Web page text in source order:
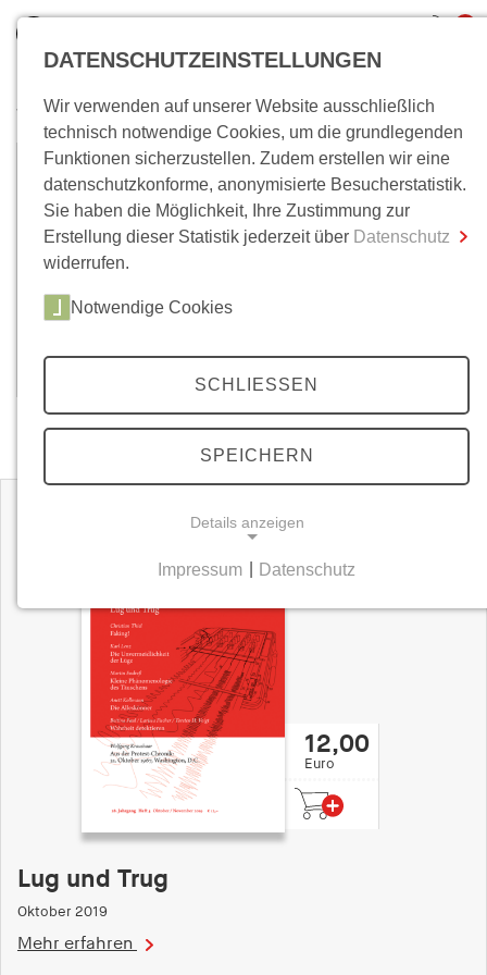
inkl. MwSt.
0,00 €
Zum Warenkorb Zur Kasse
Wo bin ich?
Bettina Paul
Bettina Paul, Dr., Soziologin, ist wissenschaftliche
Mitarbeiterin am Institut für Soziologie der
Rheinisch-Westfälischen Technischen Hochschule
Aachen und forscht im Rahmen des DFG-Projekts
(Stand: Oktober 2019)
12,00
Euro
Lug und Trug
Oktober 2019
Mehr erfahren
DATENSCHUTZEINSTELLUNGEN
Wir verwenden auf unserer Website ausschließlich
technisch notwendige Cookies, um die grundlegenden
Funktionen sicherzustellen. Zudem erstellen wir eine
datenschutzkonforme, anonymisierte Besucherstatistik.
Sie haben die Möglichkeit, Ihre Zustimmung zur
Erstellung dieser Statistik jederzeit über Datenschutz
widerrufen.
Notwendige Cookies
SCHLIESSEN
SPEICHERN
Details anzeigen
Notwendige Cookies helfen dabei, eine Webseite
nutzbar zu machen, indem sie Grundfunktionen
wie Seitennavigation und Zugriff auf sichere
Bereiche der Webseite ermöglichen. Die Webseite
kann ohne diese Cookies nicht richtig
funktionieren.
cookie_consent
Name:
cookie_consent
Anbieter:
hamburger-edition.de
Impressum Datenschutz